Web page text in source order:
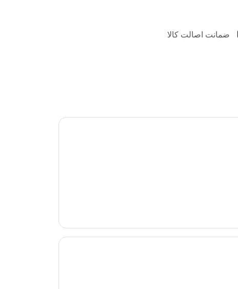
ضمانت اصالت کالا